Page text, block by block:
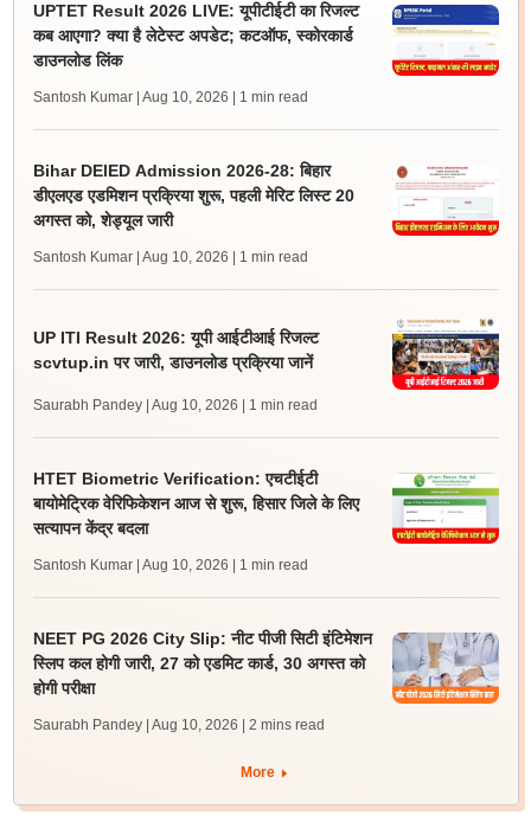
UPTET Result 2026 LIVE: यूपीटीईटी का रिजल्ट
कब आएगा? क्या है लेटेस्ट अपडेट; कटऑफ, स्कोरकार्ड
डाउनलोड लिंक
Santosh Kumar | Aug 10, 2026 | 1 min read
Bihar DElED Admission 2026-28: बिहार
डीएलएड एडमिशन प्रक्रिया शुरू, पहली मेरिट लिस्ट 20
अगस्त को, शेड्यूल जारी
Santosh Kumar | Aug 10, 2026 | 1 min read
UP ITI Result 2026: यूपी आईटीआई रिजल्ट
scvtup.in पर जारी, डाउनलोड प्रक्रिया जानें
Saurabh Pandey | Aug 10, 2026 | 1 min read
HTET Biometric Verification: एचटीईटी
बायोमेट्रिक वेरिफिकेशन आज से शुरू, हिसार जिले के लिए
सत्यापन केंद्र बदला
Santosh Kumar | Aug 10, 2026 | 1 min read
NEET PG 2026 City Slip: नीट पीजी सिटी इंटिमेशन
स्लिप कल होगी जारी, 27 को एडमिट कार्ड, 30 अगस्त को
होगी परीक्षा
Saurabh Pandey | Aug 10, 2026 | 2 mins read
More